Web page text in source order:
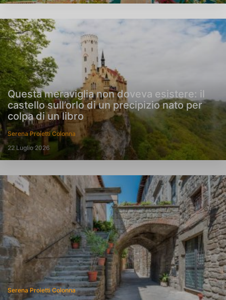
Questa meraviglia non doveva esistere: il
castello sull’orlo di un precipizio nato per
colpa di un libro
Serena Proietti Colonna
22 Luglio 2026
Serena Proietti Colonna